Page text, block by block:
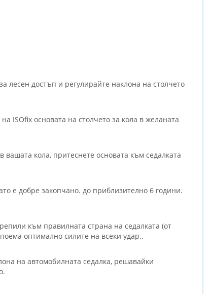
лесен достъп и регулирайте наклона на столчето
ISOfix основата на столчето за кола в желаната
кола, притеснете основата към седалката
е добре закопчано. до приблизително 6 години.
към правилната страна на седалката (от
оптимално силите на всеки удар..
на автомобилната седалка, решавайки